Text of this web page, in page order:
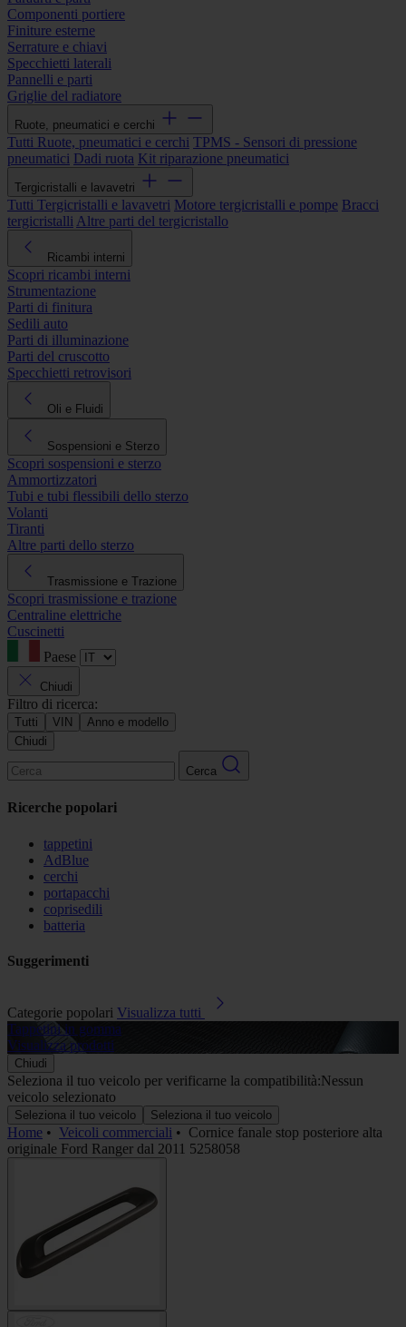
Componenti portiere
Finiture esterne
Serrature e chiavi
Specchietti laterali
Pannelli e parti
Griglie del radiatore
Ruote, pneumatici e cerchi
Tutti Ruote, pneumatici e cerchi TPMS - Sensori di pressione
pneumatici Dadi ruota Kit riparazione pneumatici
Tergicristalli e lavavetri
Tutti Tergicristalli e lavavetri Motore tergicristalli e pompe Bracci
tergicristalli Altre parti del tergicristallo
Ricambi interni
Scopri ricambi interni
Strumentazione
Parti di finitura
Sedili auto
Parti di illuminazione
Parti del cruscotto
Specchietti retrovisori
Oli e Fluidi
Sospensioni e Sterzo
Scopri sospensioni e sterzo
Ammortizzatori
Tubi e tubi flessibili dello sterzo
Volanti
Tiranti
Altre parti dello sterzo
Trasmissione e Trazione
Scopri trasmissione e trazione
Centraline elettriche
Cuscinetti
Paese
Chiudi
Filtro di ricerca:
Tutti VIN
Anno e modello
Chiudi
Cerca
Ricerche popolari
tappetini
AdBlue
cerchi
portapacchi
coprisedili
batteria
Suggerimenti
Categorie popolari Visualizza tutti
Tappetini in gomma
Visualizza prodotti
Chiudi
Seleziona il tuo veicolo per verificarne la compatibilità:Nessun
veicolo selezionato
Seleziona il tuo veicolo Seleziona il tuo veicolo
Home • Veicoli commerciali • Cornice fanale stop posteriore alta
originale Ford Ranger dal 2011 5258058